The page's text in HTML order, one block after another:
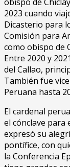
2023 cuando
Dicasterio para
Comisión para
como obispo de
Entre 2020 y
del Callao,
También fue
Peruana hasta
El cardenal
el cónclave para
expresó su
pontífice, con
la Conferencia